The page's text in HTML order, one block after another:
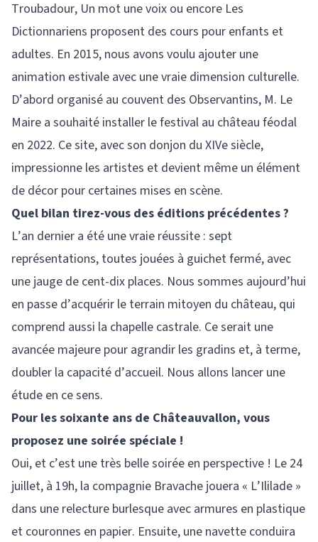
Troubadour, Un mot une voix ou encore Les
Dictionnariens proposent des cours pour enfants et
adultes. En 2015, nous avons voulu ajouter une
animation estivale avec une vraie dimension culturelle.
D’abord organisé au couvent des Observantins, M. Le
Maire a souhaité installer le festival au château féodal
en 2022. Ce site, avec son donjon du XIVe siècle,
impressionne les artistes et devient même un élément
de décor pour certaines mises en scène.
Quel bilan tirez-vous des éditions précédentes ?
L’an dernier a été une vraie réussite : sept
représentations, toutes jouées à guichet fermé, avec
une jauge de cent-dix places. Nous sommes aujourd’hui
en passe d’acquérir le terrain mitoyen du château, qui
comprend aussi la chapelle castrale. Ce serait une
avancée majeure pour agrandir les gradins et, à terme,
doubler la capacité d’accueil. Nous allons lancer une
étude en ce sens.
Pour les soixante ans de Châteauvallon, vous
proposez une soirée spéciale !
Oui, et c’est une très belle soirée en perspective ! Le 24
juillet, à 19h, la compagnie Bravache jouera « L’Ililade »
dans une relecture burlesque avec armures en plastique
et couronnes en papier. Ensuite, une navette conduira